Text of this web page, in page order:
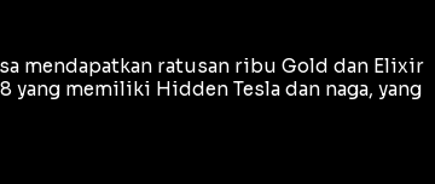
mendapatkan ratusan ribu Gold dan Elixir
yang memiliki Hidden Tesla dan naga, yang